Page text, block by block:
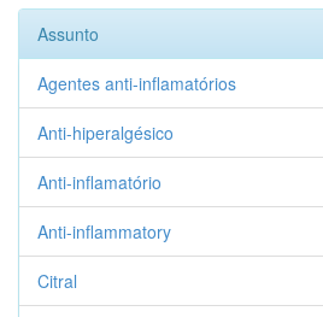
Assunto
Agentes anti-inflamatórios
Anti-hiperalgésico
Anti-inflamatório
Anti-inflammatory
Citral